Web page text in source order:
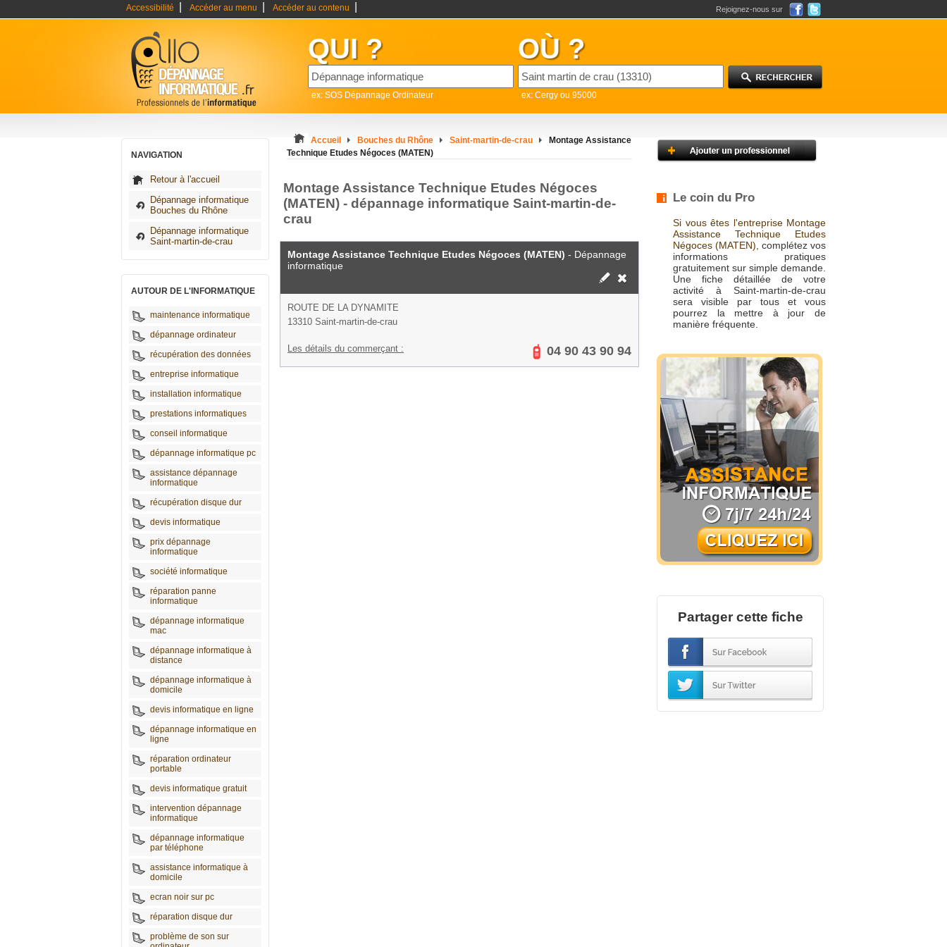
Accessibilité Accéder au menu Accéder au contenu Rejoignez-nous sur
QUI ?
ex: SOS Dépannage Ordinateur
OÙ ?
ex: Cergy ou 95000
NAVIGATION
Retour à l'accueil
Dépannage informatique
Bouches du Rhône
Dépannage informatique
Saint-martin-de-crau
AUTOUR DE L'INFORMATIQUE
maintenance informatique
dépannage ordinateur
récupération des données
entreprise informatique
installation informatique
prestations informatiques
conseil informatique
dépannage informatique pc
assistance dépannage
informatique
récupération disque dur
devis informatique
prix dépannage
informatique
société informatique
réparation panne
informatique
dépannage informatique
mac
dépannage informatique à
distance
dépannage informatique à
domicile
devis informatique en ligne
dépannage informatique en
ligne
réparation ordinateur
portable
devis informatique gratuit
intervention dépannage
informatique
dépannage informatique
par téléphone
assistance informatique à
domicile
ecran noir sur pc
réparation disque dur
problème de son sur
Accueil Bouches du Rhône Saint-martin-de-crau
Montage Assistance
Technique Etudes Négoces (MATEN)
Montage Assistance Technique Etudes Négoces
(MATEN) - dépannage informatique Saint-martin-de-
crau
Montage Assistance Technique Etudes Négoces (MATEN) - Dépannage
informatique
ROUTE DE LA DYNAMITE
13310 Saint-martin-de-crau
Les détails du commerçant : 04 90 43 90 94
Le coin du Pro
Si vous êtes l'entreprise Montage
Assistance Technique Etudes
Négoces (MATEN), complétez vos
informations pratiques
gratuitement sur simple demande.
Une fiche détaillée de votre
activité à Saint-martin-de-crau
sera visible par tous et vous
pourrez la mettre à jour de
manière fréquente.
Partager cette fiche